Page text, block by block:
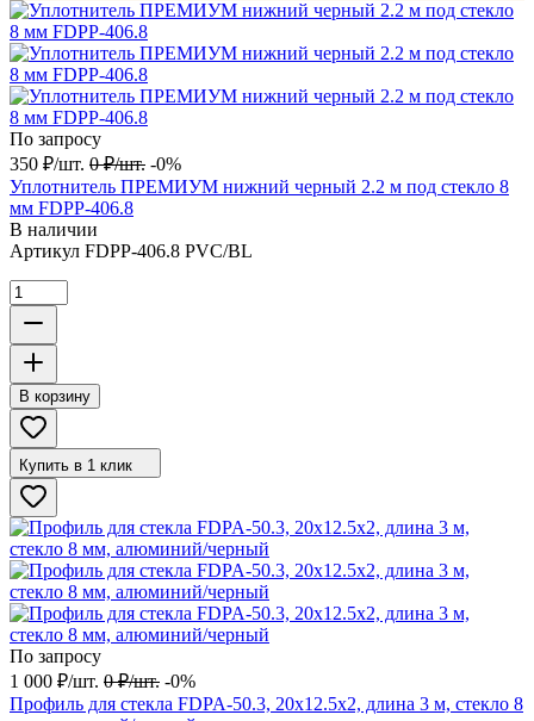
По запросу
350 ₽/шт. 0 ₽/шт. -0%
Уплотнитель ПРЕМИУМ нижний черный 2.2 м под стекло 8
мм FDPP-406.8
В наличии
Артикул FDPP-406.8 PVC/BL
В корзину
Купить в 1 клик
По запросу
1 000 ₽/шт. 0 ₽/шт. -0%
Профиль для стекла FDPA-50.3, 20х12.5х2, длина 3 м, стекло 8